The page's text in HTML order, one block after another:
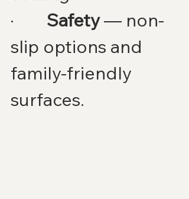
· Safety — non-
slip options and
family-friendly
surfaces.